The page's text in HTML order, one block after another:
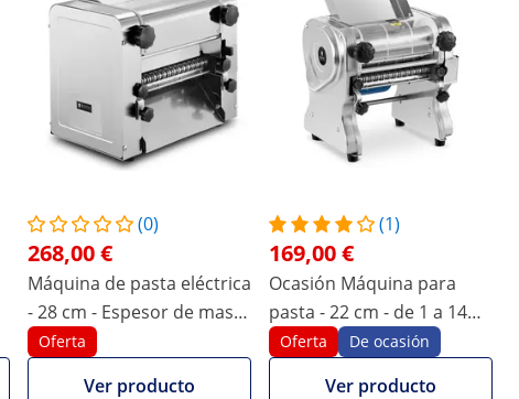
(0)
268,00 €
Máquina de pasta eléctrica
- 28 cm - Espesor de masa
de 1 a 14 mm - Royal
Catering
Oferta
Ver producto
(1)
169,00 €
Ocasión Máquina para
pasta - 22 cm - de 1 a 14
mm - eléctrica
Oferta De ocasión
Ver producto